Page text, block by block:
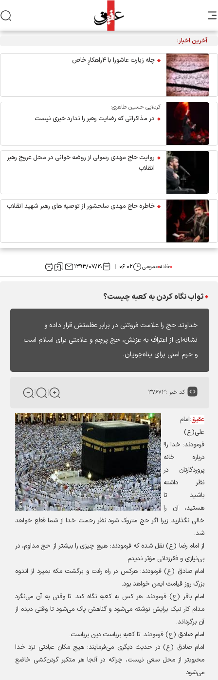
آخرین اخبار: مراسم عزاداری اربعین هیأت‌های دانشجویی در جوار محل شهادت
رهبر انقلاب
چله زیارت عاشورا با ۴راهکارِ خاص
کربلایی حسین طاهری:
در مذاکراتی که رضایت رهبر را ندارد خبری نیست
روایت حاج مهدی رسولی از روضه خوانی در محل عروج رهبر
انقلاب
خاطره حاج مهدی سلحشور از توصیه های رهبر شهید انقلاب
خانهعمومی ۰۶:۰۲ ۱۳۹۳/۰۷/۱۹
ثواب نگاه کردن به کعبه چیست؟
خداوند حج را علامت فروتنی در برابر عظمتش قرار داده و
نشانه‌ای از اعتراف به عزتش، حج پرچم و علامتی برای اسلام است
و حرم امنی برای پناه‌جویان.
کد خبر :۳۷۶۷۳
عقیق:امام
علی(ع)
فرمودند: خدا را!
درباره خانه
پروردگارتان در
نظر داشته
باشید تا
هستید، آن را
خالی نگذارید. زیرا اگر حج متروک شود نظر رحمت خدا از شما قطع خواهد
شد.
از امام رضا (ع) نقل شده که فرمودند: هیچ چیزی را بیشتر از حج مداوم، در
بی‌نیازی و فقرزدائی مؤثر ندیدم.
امام صادق (ع) فرمودند: هرکس در راه رفت و برگشت مکه بمیرد از اندوه
بزرگ روز قیامت ایمن خواهد بود.
امام باقر (ع) فرمودند: هر کس به کعبه نگاه کند. تا وقتی به آن می‌نگرد
مدام کار نیک برایش نوشته می‌شود و گناهش پاک می‌شود تا وقتی دیده از
آن برگرداند.
امام صادق (ع) فرمودند: تا کعبه برپاست دین برپاست.
امام صادق (ع) در حدیث دیگری می‌فرمایند: هیچ مکان عبادتی نزد خدا
محبوبتر از محل سعی نیست، چراکه در آنجا هر متکبر گردن‌کشی خاضع
می‌شود.